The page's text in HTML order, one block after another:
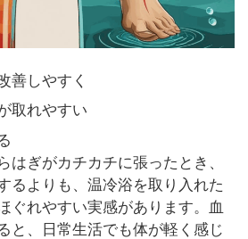
善しやすく
取れやすい
はぎがカチカチに張ったとき、
るよりも、温冷浴を取り入れた
ぐれやすい実感があります。血
と、日常生活でも体が軽く感じ